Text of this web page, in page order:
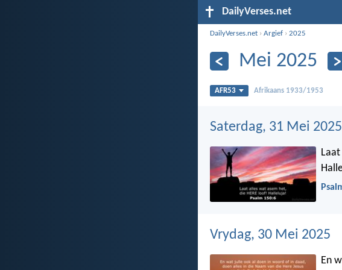
DailyVerses.net
DailyVerses.net ›Argief ›2025
Mei 2025
AFR53 Afrikaans 1933/1953
Saterdag, 31 Mei 2025
Vrydag, 30 Mei 2025
En